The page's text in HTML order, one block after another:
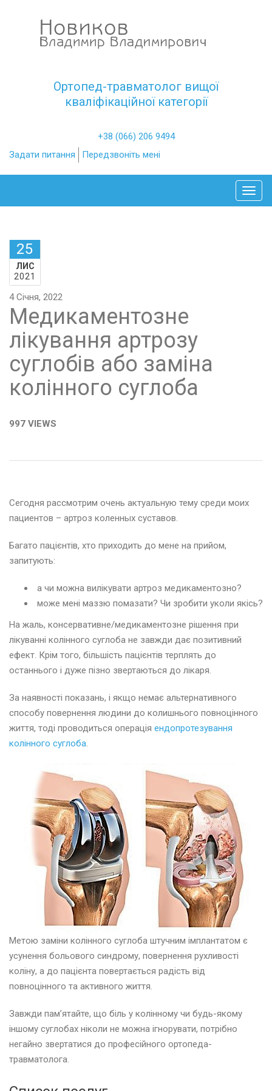
Ортопед-травматолог вищої
кваліфікаційної категорії
+38 (066) 206 9494
Задати питання
Передзвоніть мені
25
ЛИС
2021
4 Січня, 2022
Медикаментозне
лікування артрозу
суглобів або заміна
колінного суглоба
997 VIEWS
Сегодня рассмотрим очень актуальную тему среди моих
пациентов – артроз коленных суставов.
Багато пацієнтів, хто приходить до мене на прийом,
запитують:
а чи можна вилікувати артроз медикаментозно?
може мені маззю помазати? Чи зробити уколи якісь?
На жаль, консервативне/медикаментозне рішення при
лікуванні колінного суглоба не завжди дає позитивний
ефект. Крім того, більшість пацієнтів терплять до
останнього і дуже пізно звертаються до лікаря.
За наявності показань, і якщо немає альтернативного
способу повернення людини до колишнього повноцінного
життя, тоді проводиться операція ендопротезування
колінного суглоба.
Метою заміни колінного суглоба штучним імплантатом є
усунення больового синдрому, повернення рухливості
коліну, а до пацієнта повертається радість від
повноцінного та активного життя.
Завжди пам’ятайте, що біль у колінному чи будь-якому
іншому суглобах ніколи не можна ігнорувати, потрібно
негайно звертатися до професійного ортопеда-
травматолога.